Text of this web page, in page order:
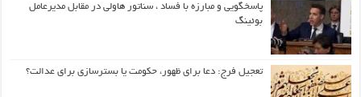
پاسخگویی و مبارزه با فساد ، سناتور هاولی در مقابل مدیرعامل
بوئینگ
تعجیل فرج: دعا برای ظهور، حکومت یا بسترسازی برای عدالت؟